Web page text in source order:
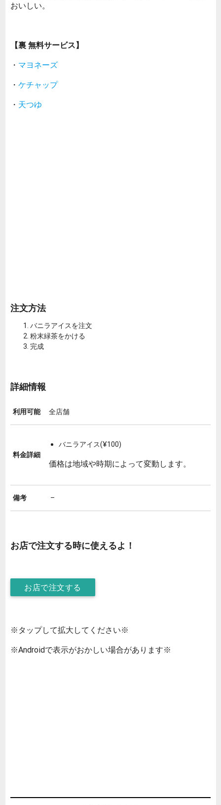
おいしい。
【裏 無料サービス】
・ マヨネーズ
・ ケチャップ
・ 天つゆ
注文方法
バニラアイスを注文
粉末緑茶をかける
完成
詳細情報
利用可能 全店舗
料金詳細
バニラアイス(¥100)
価格は地域や時期によって変動します。
備考 –
お店で注文する時に使えるよ！
お店で注文する
※タップして拡大してください※
※Androidで表示がおかしい場合があります※